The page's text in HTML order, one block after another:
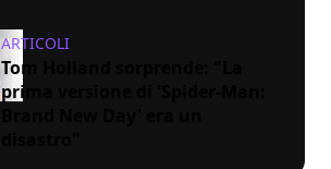
ARTICOLI
Tom Holland sorprende: "La
prima versione di 'Spider-Man: